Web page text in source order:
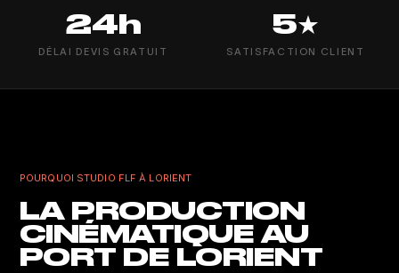
24h
DÉLAI DEVIS GRATUIT
5★
SATISFACTION CLIENT
POURQUOI STUDIO FLF À LORIENT
LA PRODUCTION
CINÉMATIQUE AU
PORT DE LORIENT